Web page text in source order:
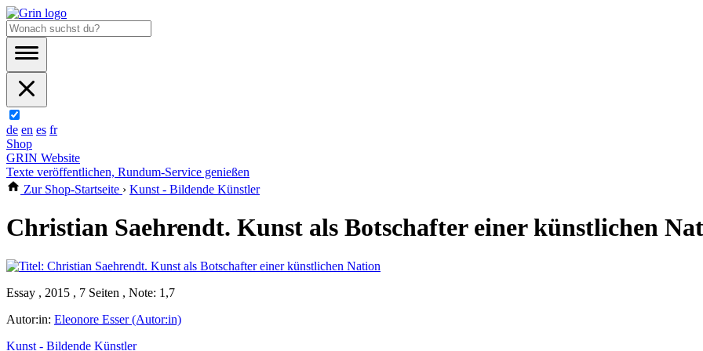
de en es fr
Shop
GRIN Website
Texte veröffentlichen, Rundum-Service genießen
Zur Shop-Startseite › Kunst - Bildende Künstler
Christian Saehrendt. Kunst als Botschafter einer künstlichen
Essay , 2015 , 7 Seiten , Note: 1,7
Autor:in: Eleonore Esser (Autor:in)
Kunst - Bildende Künstler